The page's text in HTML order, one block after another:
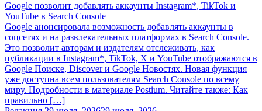
Google позволит добавлять аккаунты Instagram*, TikTok и
YouTube в Search Console
Google анонсировала возможность добавлять аккаунты в
соцсетях и на развлекательных платформах в Search Console.
Это позволит авторам и издателям отслеживать, как
публикации в Instagram*, TikTok, X и YouTube отображаются в
Google Поиске, Discover и Google Новостях. Новая функция
уже доступна всем пользователям Search Console по всему
миру. Подробности в материале Postium. Читайте также: Как
правильно […]